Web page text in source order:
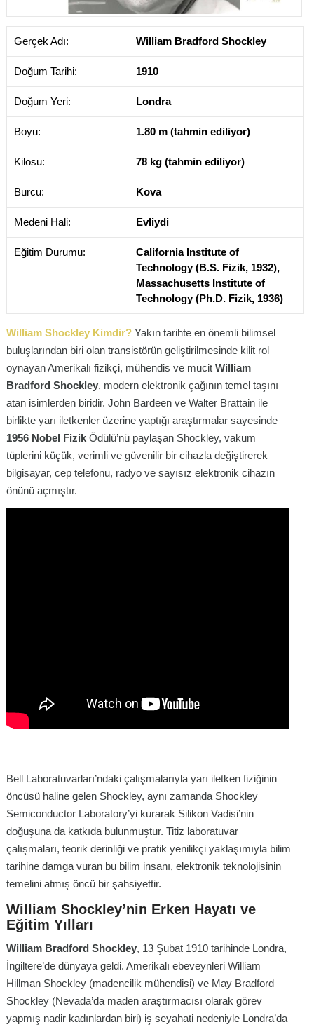
Gerçek Adı: William Bradford Shockley
Doğum Tarihi: 1910
Doğum Yeri: Londra
Boyu: 1.80 m (tahmin ediliyor)
Kilosu: 78 kg (tahmin ediliyor)
Burcu: Kova
Medeni Hali: Evliydi
Eğitim Durumu:
California Institute of
Technology (B.S. Fizik, 1932),
Massachusetts Institute of
Technology (Ph.D. Fizik, 1936)
William Shockley Kimdir? Yakın tarihte en önemli bilimsel
buluşlarından biri olan transistörün geliştirilmesinde kilit rol
oynayan Amerikalı fizikçi, mühendis ve mucit William
Bradford Shockley, modern elektronik çağının temel taşını
atan isimlerden biridir. John Bardeen ve Walter Brattain ile
birlikte yarı iletkenler üzerine yaptığı araştırmalar sayesinde
1956 Nobel Fizik Ödülü’nü paylaşan Shockley, vakum
tüplerini küçük, verimli ve güvenilir bir cihazla değiştirerek
bilgisayar, cep telefonu, radyo ve sayısız elektronik cihazın
önünü açmıştır.
Bell Laboratuvarları’ndaki çalışmalarıyla yarı iletken fiziğinin
öncüsü haline gelen Shockley, aynı zamanda Shockley
Semiconductor Laboratory’yi kurarak Silikon Vadisi’nin
doğuşuna da katkıda bulunmuştur. Titiz laboratuvar
çalışmaları, teorik derinliği ve pratik yenilikçi yaklaşımıyla bilim
tarihine damga vuran bu bilim insanı, elektronik teknolojisinin
temelini atmış öncü bir şahsiyettir.
William Shockley’nin Erken Hayatı ve
Eğitim Yılları
William Bradford Shockley, 13 Şubat 1910 tarihinde Londra,
İngiltere’de dünyaya geldi. Amerikalı ebeveynleri William
Hillman Shockley (madencilik mühendisi) ve May Bradford
Shockley (Nevada’da maden araştırmacısı olarak görev
yapmış nadir kadınlardan biri) iş seyahati nedeniyle Londra’da